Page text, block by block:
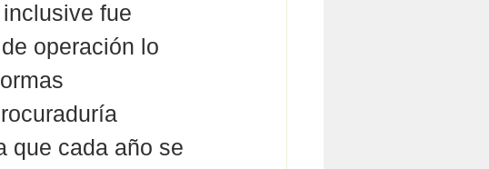
fue
operación lo
que cada año se